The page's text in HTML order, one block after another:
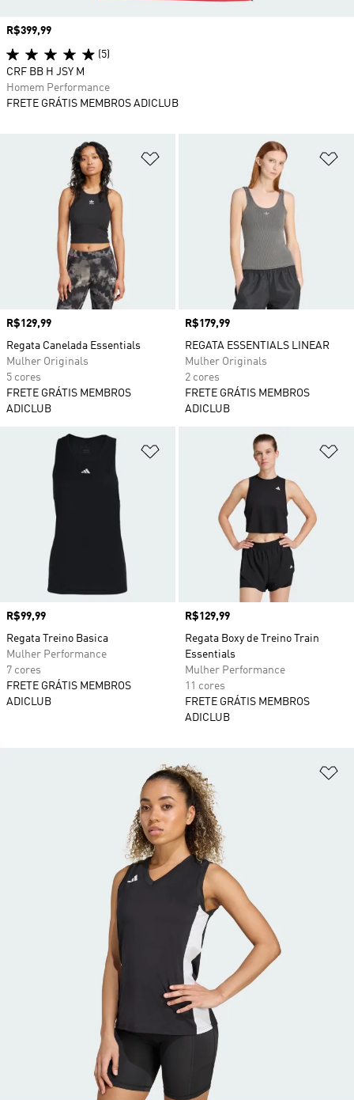
Adicionar à Lista de Desejos
Preço
R$129,99
Regata Canelada Essentials
Mulher Originals
5 cores
FRETE GRÁTIS MEMBROS
ADICLUB
Preço
R$179,99
REGATA ESSENTIALS LINEAR
Mulher Originals
2 cores
FRETE GRÁTIS MEMBROS
ADICLUB
Adicionar à Lista de Desejos
Preço
R$99,99
Regata Treino Basica
Mulher Performance
7 cores
FRETE GRÁTIS MEMBROS
ADICLUB
Preço
R$129,99
Regata Boxy de Treino Train
Essentials
Mulher Performance
11 cores
FRETE GRÁTIS MEMBROS
ADICLUB
Preço
R$399,99
(5)
CRF BB H JSY M
Homem Performance
FRETE GRÁTIS MEMBROS ADICLUB